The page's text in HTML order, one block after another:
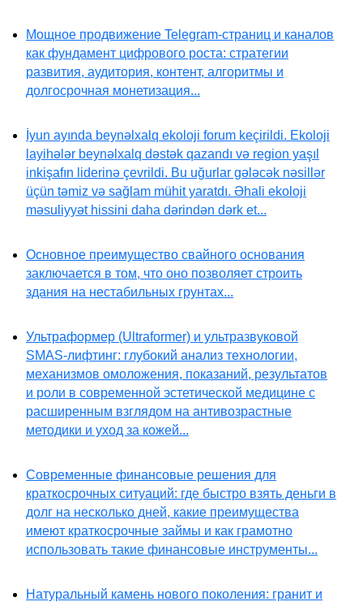
Мощное продвижение Telegram-страниц и каналов
как фундамент цифрового роста: стратегии
развития, аудитория, контент, алгоритмы и
долгосрочная монетизация...
İyun ayında beynəlxalq ekoloji forum keçirildi. Ekoloji
layihələr beynəlxalq dəstək qazandı və region yaşıl
inkişafın liderinə çevrildi. Bu uğurlar gələcək nəsillər
üçün təmiz və sağlam mühit yaratdı. Əhali ekoloji
məsuliyyət hissini daha dərindən dərk et...
Основное преимущество свайного основания
заключается в том, что оно позволяет строить
здания на нестабильных грунтах...
Ультраформер (Ultraformer) и ультразвуковой
SMAS-лифтинг: глубокий анализ технологии,
механизмов омоложения, показаний, результатов
и роли в современной эстетической медицине с
расширенным взглядом на антивозрастные
методики и уход за кожей...
Современные финансовые решения для
краткосрочных ситуаций: где быстро взять деньги в
долг на несколько дней, какие преимущества
имеют краткосрочные займы и как грамотно
использовать такие финансовые инструменты...
Натуральный камень нового поколения: гранит и